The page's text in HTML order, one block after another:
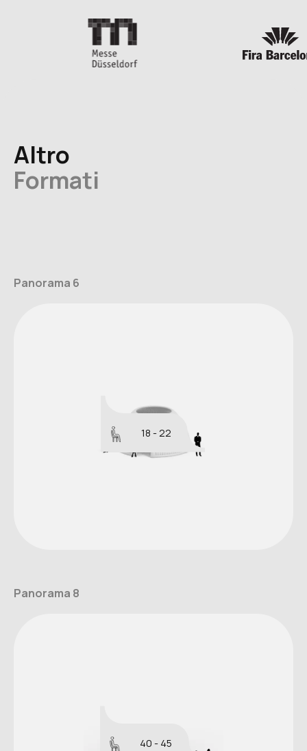
Altro
Formati
Panorama 6
18 - 22
Panorama 8
40 - 45